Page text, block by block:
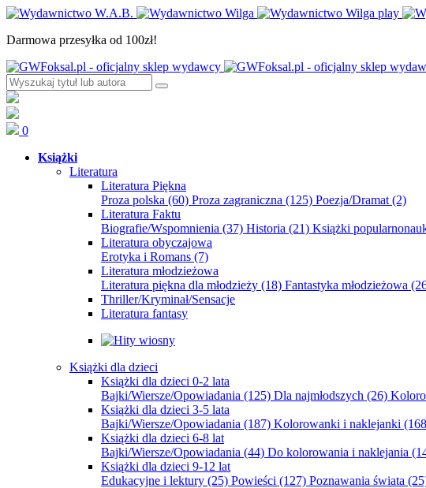
Darmowa przesyłka od 100zł!
0
Książki
Literatura
Literatura Piękna
Proza polska (60) Proza zagraniczna (125) Poezja/Dramat (2)
Literatura Faktu
Biografie/Wspomnienia (37) Historia (21) Książki
Literatura obyczajowa
Erotyka i Romans (7)
Literatura młodzieżowa
Literatura piękna dla młodzieży (18) Fantastyka młodzieżowa
Thriller/Kryminał/Sensacje
Literatura fantasy
Książki dla dzieci
Książki dla dzieci 0-2 lata
Bajki/Wiersze/Opowiadania (125) Dla najmłodszych (26)
Książki dla dzieci 3-5 lata
Bajki/Wiersze/Opowiadania (187) Kolorowanki i naklejanki
Książki dla dzieci 6-8 lat
Bajki/Wiersze/Opowiadania (44) Do kolorowania i naklejania
Książki dla dzieci 9-12 lat
Edukacyjne i lektury (25) Powieści (127) Poznawania świata